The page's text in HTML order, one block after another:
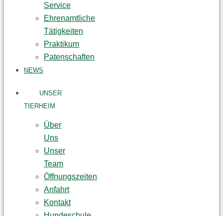
Service
Ehrenamtliche
Tätigkeiten
Praktikum
Patenschaften
NEWS
UNSER
TIERHEIM
Über
Uns
Unser
Team
Öffnungszeiten
Anfahrt
Kontakt